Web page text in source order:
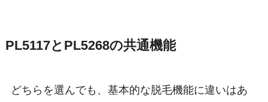
PL5117とPL5268の共通機能
どちらを選んでも、基本的な脱毛機能に違いはあ